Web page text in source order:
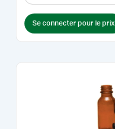
Se connecter pour le prix